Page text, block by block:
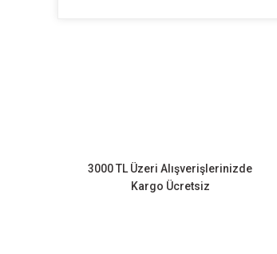
Ürün fiyatı diğer sitelerden daha pahalı.
Bu ürüne benzer farklı alternatifler olmalı.
3000 TL Üzeri Alışverişlerinizde
Kargo Ücretsiz